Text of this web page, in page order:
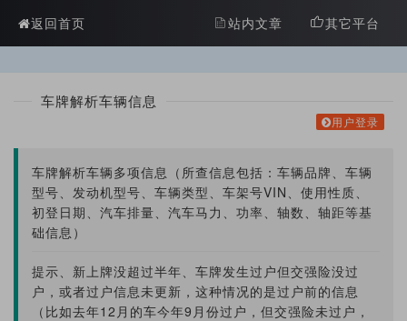
返回首页 站内文章 其它平台
车牌解析车辆信息
用户登录
车牌解析车辆多项信息（所查信息包括：车辆品牌、车辆
型号、发动机型号、车辆类型、车架号VIN、使用性质、
初登日期、汽车排量、汽车马力、功率、轴数、轴距等基
础信息）
提示、新上牌没超过半年、车牌发生过户但交强险没过
户，或者过户信息未更新，这种情况的是过户前的信息
（比如去年12月的车今年9月份过户，但交强险未过户，